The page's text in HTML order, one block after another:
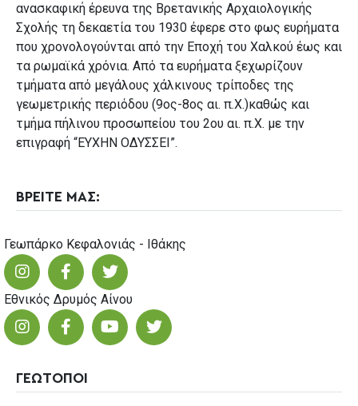
ανασκαφική έρευνα της Βρετανικής Αρχαιολογικής
Σχολής τη δεκαετία του 1930 έφερε στο φως ευρήματα
που χρονολογούνται από την Εποχή του Χαλκού έως και
τα ρωμαϊκά χρόνια. Από τα ευρήματα ξεχωρίζουν
τμήματα από μεγάλους χάλκινους τρίποδες της
γεωμετρικής περιόδου (9ος-8ος αι. π.Χ.)καθώς και
τμήμα πήλινoυ προσωπείου του 2ου αι. π.Χ. με την
επιγραφή “ΕΥΧΗΝ ΟΔΥΣΣΕΙ”.
ΒΡΕΙΤΕ ΜΑΣ:
Γεωπάρκο Κεφαλονιάς - Ιθάκης
Εθνικός Δρυμός Αίνου
ΓΕΩΤΟΠΟΙ